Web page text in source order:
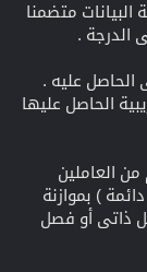
متضمنا
الدرجة .
عليه .
الحاصل عليها
العاملين
) بموازنة
ذاتى أو فصل